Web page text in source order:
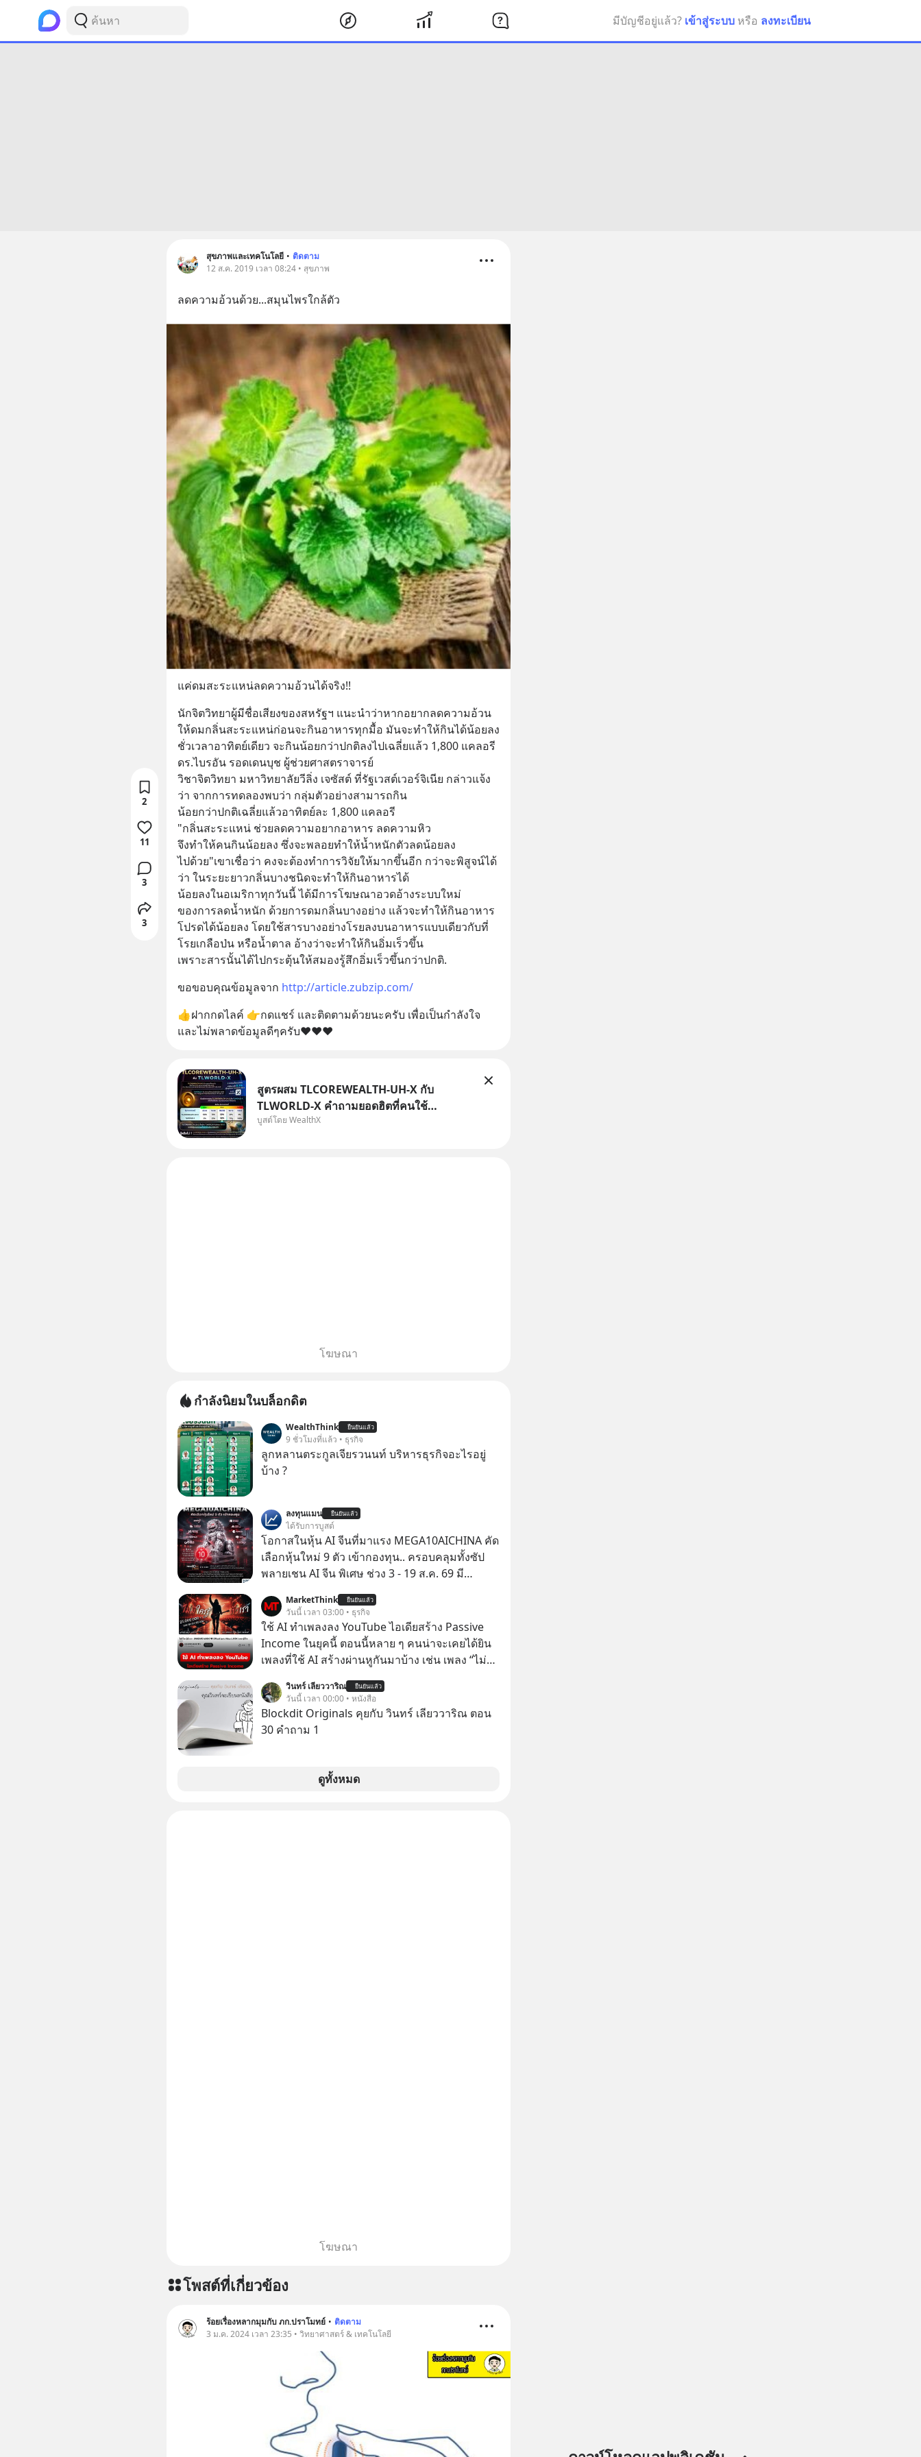
มีบัญชีอยู่แล้ว? เข้าสู่ระบบ หรือ ลงทะเบียน
สุขภาพและเทคโนโลยี • ติดตาม
12 ส.ค. 2019 เวลา 08:24 • สุขภาพ
ลดความอ้วนด้วย...สมุนไพรใกล้ตัว
แค่ดมสะระแหน่ลดความอ้วนได้จริง!!
นักจิตวิทยาผู้มีชื่อเสียงของสหรัฐฯ แนะนำว่าหากอยากลดความอ้วน
ให้ดมกลิ่นสะระแหน่ก่อนจะกินอาหารทุกมื้อ มันจะทำให้กินได้น้อยลง
ชั่วเวลาอาทิตย์เดียว จะกินน้อยกว่าปกติลงไปเฉลี่ยแล้ว 1,800 แคลอรี
ดร.ไบรอัน รอดเดนบุช ผู้ช่วยศาสตราจารย์
วิชาจิตวิทยา มหาวิทยาลัยวีลิ่ง เจซัสต์ ที่รัฐเวสต์เวอร์จิเนีย กล่าวแจ้ง
ว่า จากการทดลองพบว่า กลุ่มตัวอย่างสามารถกิน
น้อยกว่าปกติเฉลี่ยแล้วอาทิตย์ละ 1,800 แคลอรี
"กลิ่นสะระแหน่ ช่วยลดความอยากอาหาร ลดความหิว
จึงทำให้คนกินน้อยลง ซึ่งจะพลอยทำให้น้ำหนักตัวลดน้อยลง
ไปด้วย"เขาเชื่อว่า คงจะต้องทำการวิจัยให้มากขึ้นอีก กว่าจะพิสูจน์ได้
ว่า ในระยะยาวกลิ่นบางชนิดจะทำให้กินอาหารได้
น้อยลงในอเมริกาทุกวันนี้ ได้มีการโฆษณาอวดอ้างระบบใหม่
ของการลดน้ำหนัก ด้วยการดมกลิ่นบางอย่าง แล้วจะทำให้กินอาหาร
โปรดได้น้อยลง โดยใช้สารบางอย่างโรยลงบนอาหารแบบเดียวกับที่
โรยเกลือป่น หรือน้ำตาล อ้างว่าจะทำให้กินอิ่มเร็วขึ้น
เพราะสารนั้นได้ไปกระตุ้นให้สมองรู้สึกอิ่มเร็วขึ้นกว่าปกติ.
ขอขอบคุณข้อมูลจาก http://article.zubzip.com/
👍ฝากกดไลค์ 👉กดแชร์ และติดตามด้วยนะครับ เพื่อเป็นกำลังใจ
และไม่พลาดข้อมูลดีๆครับ❤❤❤
2
11
3
3
สูตรผสม TLCOREWEALTH-UH-X กับ
TLWORLD-X คำถามยอดฮิตที่คนใช้
WealthX ถามเข้ามา
บูสต์โดย WealthX
โฆษณา
กำลังนิยมในบล็อกดิต
WealthThink ยืนยันแล้ว
9 ชั่วโมงที่แล้ว • ธุรกิจ
ลูกหลานตระกูลเจียรวนนท์ บริหารธุรกิจอะไรอยู่
บ้าง ?
ลงทุนแมน ยืนยันแล้ว
ได้รับการบูสต์
โอกาสในหุ้น AI จีนที่มาแรง MEGA10AICHINA คัด
เลือกหุ้นใหม่ 9 ตัว เข้ากองทุน.. ครอบคลุมทั้งซัป
พลายเชน AI จีน พิเศษ ช่วง 3 - 19 ส.ค. 69 มี
บาทขึ้นไป ฟรีค่าธรรมเนียมซื้อ
MarketThink ยืนยันแล้ว
วันนี้ เวลา 03:00 • ธุรกิจ
ใช้ AI ทำเพลงลง YouTube ไอเดียสร้าง Passive
Income ในยุคนี้ ตอนนี้หลาย ๆ คนน่าจะเคยได้ยิน
เพลงที่ใช้ AI สร้างผ่านหูกันมาบ้าง เช่น เพลง “ไม่มี
ตอนนี้มียอดรับชมกว่า 26 ล้านครั้งแล้ว
วินทร์ เลียววาริณ ยืนยันแล้ว
วันนี้ เวลา 00:00 • หนังสือ
Blockdit Originals คุยกับ วินทร์ เลียววาริณ ตอน
30 คำถาม 1
ดูทั้งหมด
โฆษณา
โพสต์ที่เกี่ยวข้อง
ร้อยเรื่องหลากมุมกับ ภก.ปราโมทย์ • ติดตาม
3 ม.ค. 2024 เวลา 23:35 • วิทยาศาสตร์ & เทคโนโลยี